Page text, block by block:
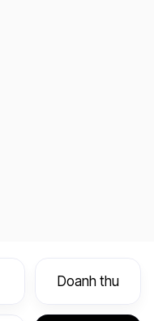
Doanh thu